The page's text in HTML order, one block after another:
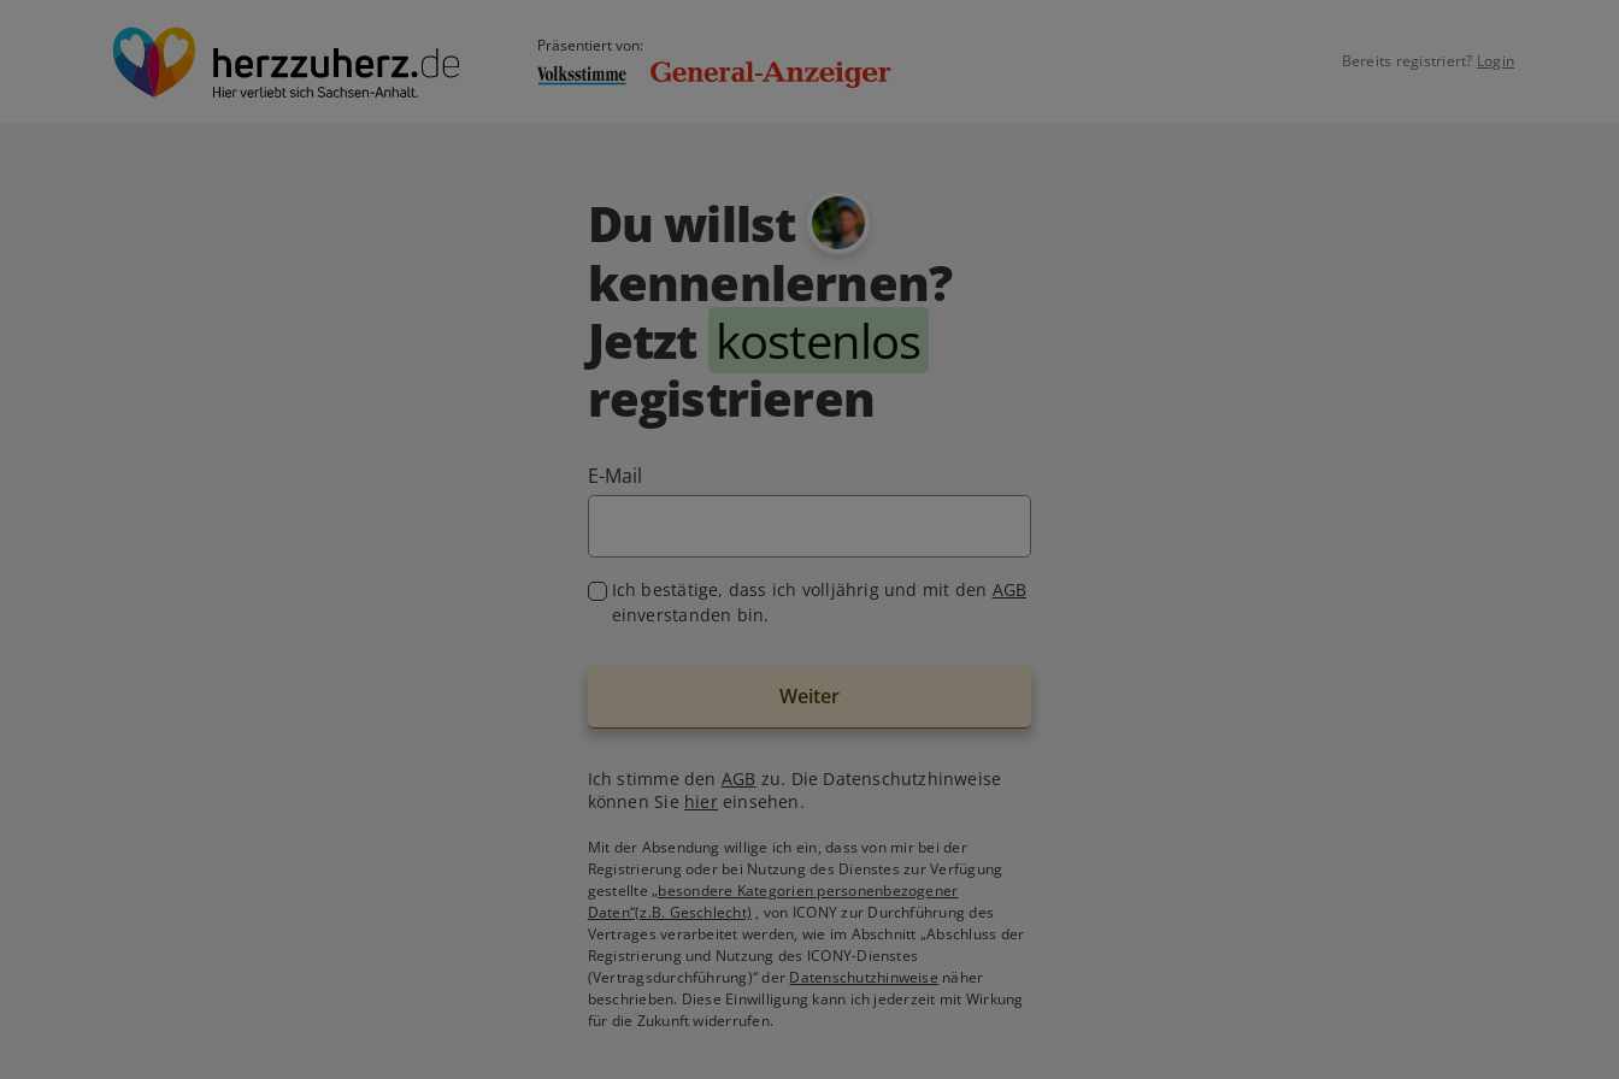
Präsentiert von:
Bereits registriert? Login
Du willst
kennenlernen?
Jetzt kostenlos
registrieren
E-Mail
Ich bestätige, dass ich volljährig und mit den AGB
einverstanden bin.
Weiter
Ich stimme den AGB zu. Die Datenschutzhinweise
können Sie hiereinsehen.
Mit der Absendung willige ich ein, dass von mir bei der
Registrierung oder bei Nutzung des Dienstes zur Verfügung
gestellte„besondere Kategorien personenbezogener
Daten“(z.B. Geschlecht) , von ICONY zur Durchführung des
Vertrages verarbeitet werden, wie im Abschnitt „Abschluss der
Registrierung und Nutzung des ICONY-Dienstes
(Vertragsdurchführung)“ der Datenschutzhinweise näher
beschrieben. Diese Einwilligung kann ich jederzeit mit Wirkung
für die Zukunft widerrufen.